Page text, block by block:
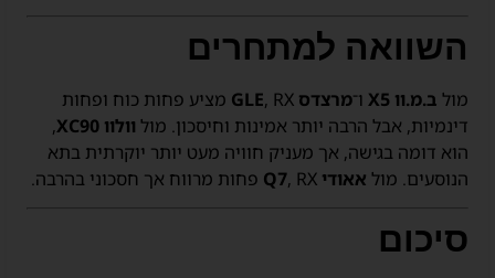
השוואה למתחרים
מול ב.מ.וו X5 ו־מרצדס GLE
, RX מציע פחות כוח ופחות
דינמיות, אבל הרבה יותר אמינות וחיסכון. מול וולוו XC90
,
הוא דומה בגישה, אך מעניק חוויה מעט יותר יוקרתית בתא
הנוסעים. מול אאודי Q7, RX פחות מרווח אך חסכוני בהרבה.
סיכום